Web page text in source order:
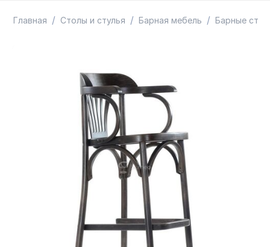
Главная / Столы и стулья / Барная мебель / Барные